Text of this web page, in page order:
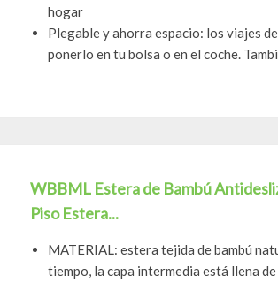
hogar
Plegable y ahorra espacio: los viajes
ponerlo en tu bolsa o en el coche.
WBBML Estera de Bambú
Piso Estera...
MATERIAL: estera tejida de bambú
tiempo, la capa intermedia está llena